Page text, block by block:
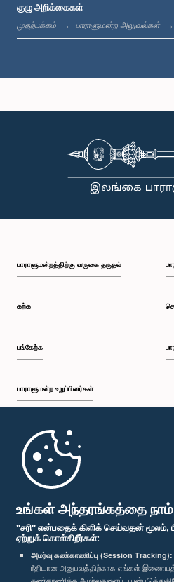
உங்கள் அந்தரங்கத்தை நாம்
"சரி" என்பதைக் கிளிக் செய்வதன்
ஏற்றுக் கொள்கிறீர்கள்:
அமர்வு கண்காணிப்பு (Session Tracking):
ரீதியான அனுபவத்திற்காக எங்கள்
குழு அறிக்கைகள்
முதற்பக்கம் பாராளுமன்ற அலுவல்கள்
பாராளுமன்றத்திற்கு வருகை தருதல்
கற்க
பங்கேற்க
பாராளுமன்ற உறுப்பினர்கள்
முதற்பக்கம்
பாராளுமன்ற கையடக்க செயலி
எம்மை பின்தொடர்க :